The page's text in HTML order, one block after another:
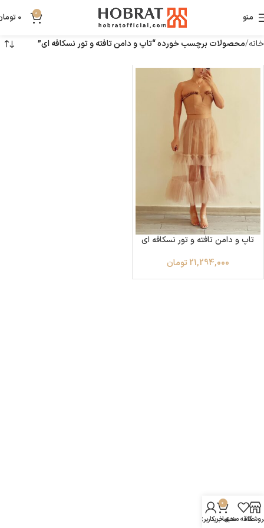
منو 0
0
خانه محصولات برچسب خورده “تاپ و دامن تافته و تور نسکافه ای”
تاپ و دامن تافته و تور نسکافه ای
21,294,000 تومان
علاقه مندی
0
سبد خرید
حساب کاربری من